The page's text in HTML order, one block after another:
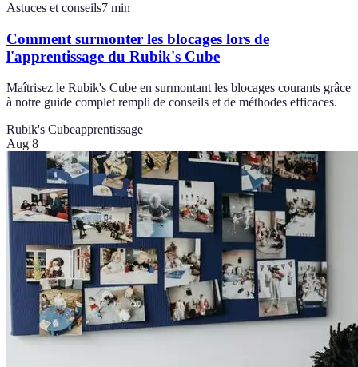
Astuces et conseils7 min
Comment surmonter les blocages lors de
l'apprentissage du Rubik's Cube
Maîtrisez le Rubik's Cube en surmontant les blocages courants grâce
à notre guide complet rempli de conseils et de méthodes efficaces.
Rubik's Cubeapprentissage
Aug 8